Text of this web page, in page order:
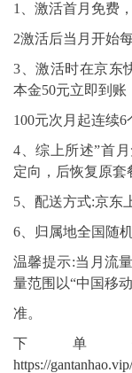
1、激活首月免费
2激活后当月开始
3、激活时在京东
本金50元立即到账
100元次月起连续6
4、综上所述”首
定向，后恢复原套
5、配送方式:京东
6、归属地全国随机
温馨提示:当月流
量范围以“中国移
准。
下单
https://